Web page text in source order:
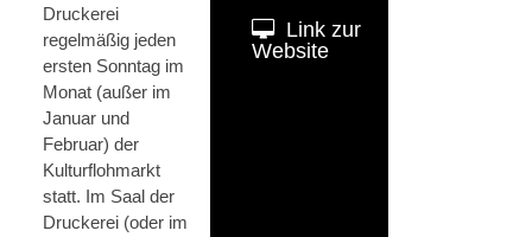
Druckerei
regelmäßig jeden
ersten Sonntag im
Monat (außer im
Januar und
Februar) der
Kulturflohmarkt
statt. Im Saal der
Druckerei (oder im
Link zur
Website